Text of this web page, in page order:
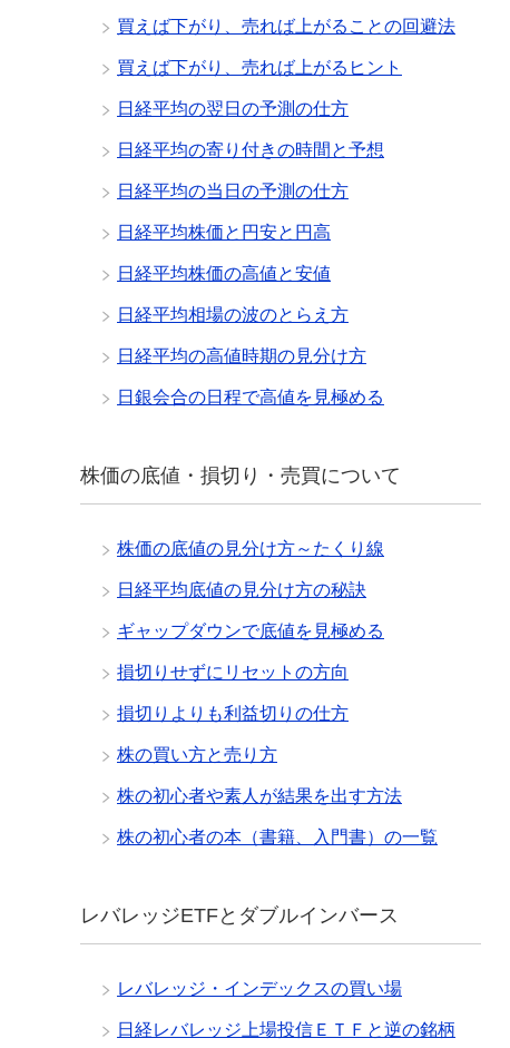
買えば下がり、売れば上がることの回避法
買えば下がり、売れば上がるヒント
日経平均の翌日の予測の仕方
日経平均の寄り付きの時間と予想
日経平均の当日の予測の仕方
日経平均株価と円安と円高
日経平均株価の高値と安値
日経平均相場の波のとらえ方
日経平均の高値時期の見分け方
日銀会合の日程で高値を見極める
株価の底値・損切り・売買について
株価の底値の見分け方～たくり線
日経平均底値の見分け方の秘訣
ギャップダウンで底値を見極める
損切りせずにリセットの方向
損切りよりも利益切りの仕方
株の買い方と売り方
株の初心者や素人が結果を出す方法
株の初心者の本（書籍、入門書）の一覧
レバレッジETFとダブルインバース
レバレッジ・インデックスの買い場
日経レバレッジ上場投信ＥＴＦと逆の銘柄